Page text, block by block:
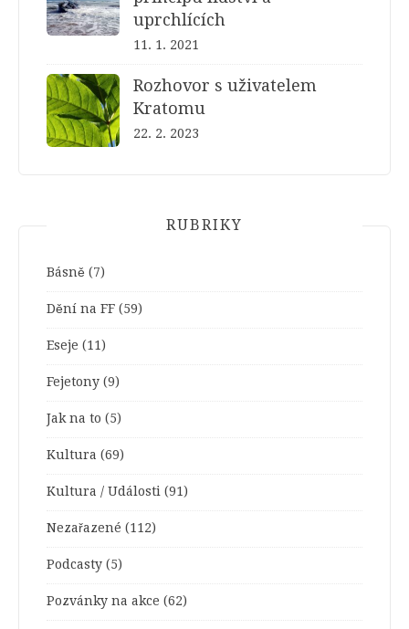
uprchlících
11. 1. 2021
Rozhovor s uživatelem
Kratomu
22. 2. 2023
RUBRIKY
Básně (7)
Dění na FF (59)
Eseje (11)
Fejetony (9)
Jak na to (5)
Kultura (69)
Kultura / Události (91)
Nezařazené (112)
Podcasty (5)
Pozvánky na akce (62)